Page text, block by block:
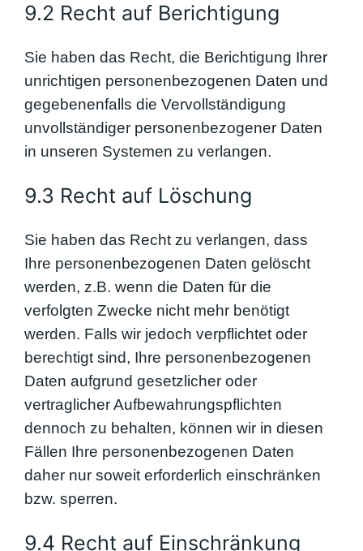
9.2 Recht auf Berichtigung
Sie haben das Recht, die Berichtigung Ihrer
unrichtigen personenbezogenen Daten und
gegebenenfalls die Vervollständigung
unvollständiger personenbezogener Daten
in unseren Systemen zu verlangen.
9.3 Recht auf Löschung
Sie haben das Recht zu verlangen, dass
Ihre personenbezogenen Daten gelöscht
werden, z.B. wenn die Daten für die
verfolgten Zwecke nicht mehr benötigt
werden. Falls wir jedoch verpflichtet oder
berechtigt sind, Ihre personenbezogenen
Daten aufgrund gesetzlicher oder
vertraglicher Aufbewahrungspflichten
dennoch zu behalten, können wir in diesen
Fällen Ihre personenbezogenen Daten
daher nur soweit erforderlich einschränken
bzw. sperren.
9.4 Recht auf Einschränkung